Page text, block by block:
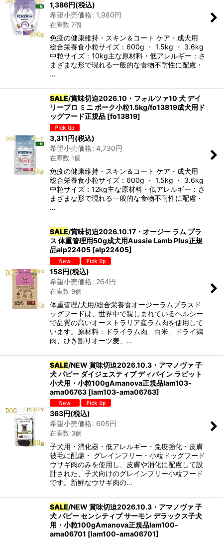
1,386円(税込)
希望小売価格: 1,980円
在庫数 7個
免疫の健康維持・スキン＆コート ケア・成犬用
総合栄養食小粒サイズ：600g ・ 1.5kg ・ 3.6kg
中粒サイズ：10kg主な原材料・低アレルギー：さ
まざまな形で現れる一般的な食物不耐性に配慮・
…
SALE/賞味切迫2026.10・フォルツァ10 犬 デイ
リープロ ミニ ポーク小粒1.5kg/fo13819成犬用ド
ッグフード正規品 [fo13819]
3,311円(税込)
希望小売価格: 4,730円
在庫数 1個
免疫の健康維持・スキン＆コート ケア・成犬用
総合栄養食小粒サイズ：600g ・ 1.5kg ・ 3.6kg
中粒サイズ：12kg主な原材料・低アレルギー：さ
まざまな形で現れる一般的な食物不耐性に配慮・
…
SALE/賞味切迫2026.10.17・オージー ラム プラ
ス 体重管理用50g成犬用Aussie Lamb Plus正規
品alp22405 [alp22405]
158円(税込)
希望小売価格: 264円
在庫数 9個
体重管理/犬用/総合栄養食オージーラムプラスド
ッグフードは、世界中で親しまれているヘルシー
で品質の高いオーストラリア産ラム肉を使用して
います。原材料：ドライラム肉、白米、ドライ鶏
肉、ひき割りオーツ麦、…
SALE/NEW 賞味切迫2026.10.3・アマノヴァ 子
犬 パピー ダイジェスティブ ディバイン ラビット
小犬用・小粒100gAmanova正規品lam103-
ama06763 [lam103-ama06763]
363円(税込)
希望小売価格: 605円
在庫数 3個
子犬用・消化器・低アレルギー・免疫強化・皮膚
被毛に配慮・ グレインフリー・小粒ドッグフード
ウサギ肉のみを使用し、皮膚や消化に配慮して設
計された、子犬向けのグレインフリー小粒フード
です。新鮮なウサギ肉の…
SALE/NEW 賞味切迫2026.10.3・アマノヴァ 子
犬 パピー センシティブ サーモン デラックス子犬
用・小粒100gAmanova正規品lam100-
ama06701 [lam100-ama06701]